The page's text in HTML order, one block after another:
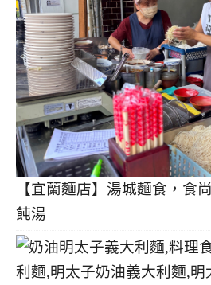
【宜蘭麵店】湯城麵食，食
飩湯